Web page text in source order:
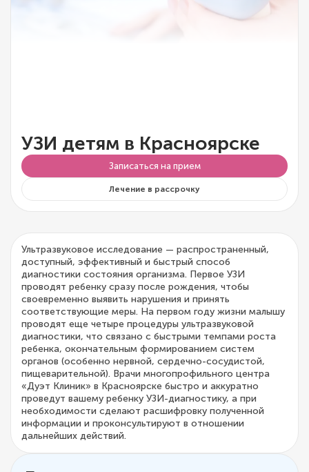
УЗИ детям в Красноярске
Записаться на прием
Лечение в рассрочку
Ультразвуковое исследование — распространенный,
доступный, эффективный и быстрый способ
диагностики состояния организма. Первое УЗИ
проводят ребенку сразу после рождения, чтобы
своевременно выявить нарушения и принять
соответствующие меры. На первом году жизни малышу
проводят еще четыре процедуры ультразвуковой
диагностики, что связано с быстрыми темпами роста
ребенка, окончательным формированием систем
органов (особенно нервной, сердечно-сосудистой,
пищеварительной). Врачи многопрофильного центра
«Дуэт Клиник» в Красноярске быстро и аккуратно
проведут вашему ребенку УЗИ-диагностику, а при
необходимости сделают расшифровку полученной
информации и проконсультируют в отношении
дальнейших действий.